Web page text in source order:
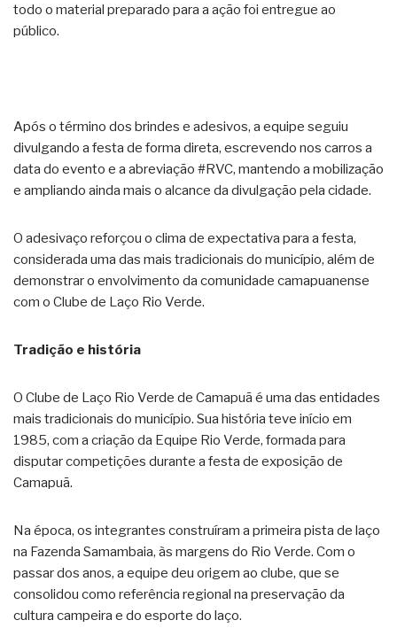
todo o material preparado para a ação foi entregue ao
público.
Após o término dos brindes e adesivos, a equipe seguiu
divulgando a festa de forma direta, escrevendo nos carros a
data do evento e a abreviação #RVC, mantendo a mobilização
e ampliando ainda mais o alcance da divulgação pela cidade.
O adesivaço reforçou o clima de expectativa para a festa,
considerada uma das mais tradicionais do município, além de
demonstrar o envolvimento da comunidade camapuanense
com o Clube de Laço Rio Verde.
Tradição e história
O Clube de Laço Rio Verde de Camapuã é uma das entidades
mais tradicionais do município. Sua história teve início em
1985, com a criação da Equipe Rio Verde, formada para
disputar competições durante a festa de exposição de
Camapuã.
Na época, os integrantes construíram a primeira pista de laço
na Fazenda Samambaia, às margens do Rio Verde. Com o
passar dos anos, a equipe deu origem ao clube, que se
consolidou como referência regional na preservação da
cultura campeira e do esporte do laço.